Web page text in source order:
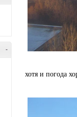
-
хотя и погода